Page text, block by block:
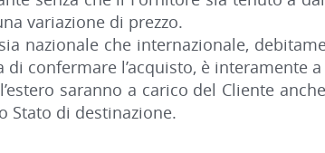
variazione di prezzo.
nazionale che internazionale,
confermare l’acquisto, è interamente
saranno a carico del Cliente
Stato di destinazione.